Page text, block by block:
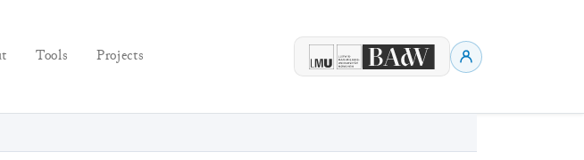
Tools Projects